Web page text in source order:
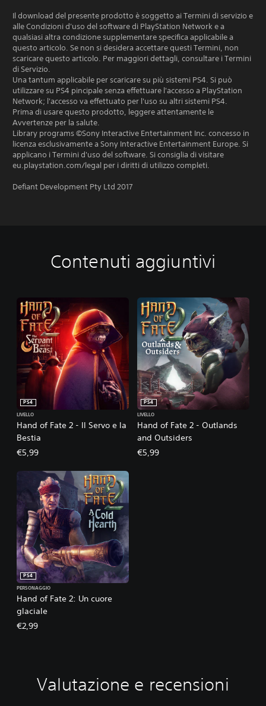
Il download del presente prodotto è soggetto ai Termini di servizio e
alle Condizioni d'uso del software di PlayStation Network e a
qualsiasi altra condizione supplementare specifica applicabile a
questo articolo. Se non si desidera accettare questi Termini, non
scaricare questo articolo. Per maggiori dettagli, consultare i Termini
di Servizio.
Una tantum applicabile per scaricare su più sistemi PS4. Si può
utilizzare su PS4 pincipale senza effettuare l'accesso a PlayStation
Network; l'accesso va effettuato per l'uso su altri sistemi PS4.
Prima di usare questo prodotto, leggere attentamente le
Avvertenze per la salute.
Library programs ©Sony Interactive Entertainment Inc. concesso in
licenza esclusivamente a Sony Interactive Entertainment Europe. Si
applicano i Termini d'uso del software. Si consiglia di visitare
eu.playstation.com/legal per i diritti di utilizzo completi.
Defiant Development Pty Ltd 2017
Contenuti aggiuntivi
Hand of Fate 2 - Il Servo e la
Bestia
PS4
LIVELLO
€5,99
Hand of Fate 2 - Outlands
and Outsiders
PS4
LIVELLO
€5,99
Hand of Fate 2: Un cuore
glaciale
PS4
PERSONAGGIO
€2,99
Valutazione e recensioni